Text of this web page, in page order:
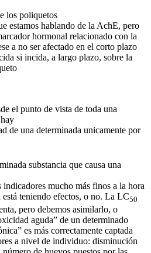
los poliquetos
estamos hablando de la AchE, pero
hormonal relacionado con la
a no ser afectado en el corto plazo
si incida, a largo plazo, sobre la
el punto de vista de toda una
de una determinada unicamente por
substancia que causa una
mucho más finos a la hora
está teniendo efectos, o no. La LC50
pero debemos asimilarlo, o
aguda” de un determinado
es más correctamente captada
a nivel de individuo: disminución